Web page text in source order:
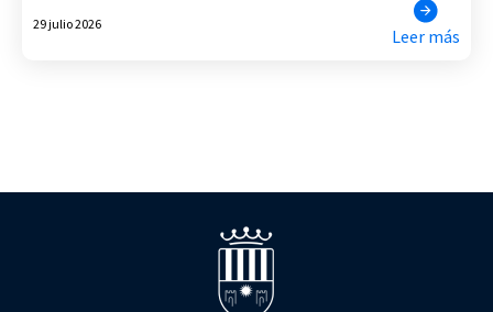
29 julio 2026
Leer más